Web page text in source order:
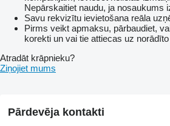
Nepārskaitiet naudu, ja nosaukums
Savu rekvizītu ievietošana reāla
Pirms veikt apmaksu, pārbaudiet,
korekti un vai tie attiecas uz
Atradāt krāpnieku?
Ziņojiet mums
Pārdevēja kontakti